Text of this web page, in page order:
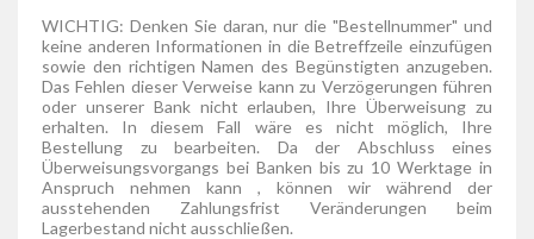
WICHTIG: Denken Sie daran, nur die "Bestellnummer" und
keine anderen Informationen in die Betreffzeile einzufügen
sowie den richtigen Namen des Begünstigten anzugeben.
Das Fehlen dieser Verweise kann zu Verzögerungen führen
oder unserer Bank nicht erlauben, Ihre Überweisung zu
erhalten. In diesem Fall wäre es nicht möglich, Ihre
Bestellung zu bearbeiten. Da der Abschluss eines
Überweisungsvorgangs bei Banken bis zu 10 Werktage in
Anspruch nehmen kann , können wir während der
ausstehenden Zahlungsfrist Veränderungen beim
Lagerbestand nicht ausschließen.